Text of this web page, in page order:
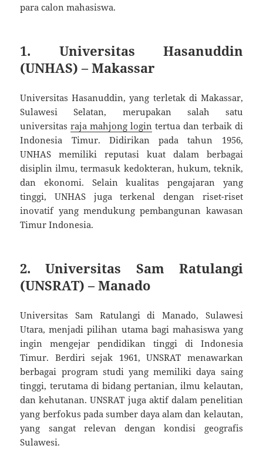
para calon mahasiswa.
1. Universitas Hasanuddin
(UNHAS) – Makassar
Universitas Hasanuddin, yang terletak di Makassar,
Sulawesi Selatan, merupakan salah satu
universitasraja mahjong login tertua dan terbaik di
Indonesia Timur. Didirikan pada tahun 1956,
UNHAS memiliki reputasi kuat dalam berbagai
disiplin ilmu, termasuk kedokteran, hukum, teknik,
dan ekonomi. Selain kualitas pengajaran yang
tinggi, UNHAS juga terkenal dengan riset-riset
inovatif yang mendukung pembangunan kawasan
Timur Indonesia.
2.Universitas Sam Ratulangi
(UNSRAT) – Manado
Universitas Sam Ratulangi di Manado, Sulawesi
Utara, menjadi pilihan utama bagi mahasiswa yang
ingin mengejar pendidikan tinggi di Indonesia
Timur. Berdiri sejak 1961, UNSRAT menawarkan
berbagai program studi yang memiliki daya saing
tinggi, terutama di bidang pertanian, ilmu kelautan,
dan kehutanan. UNSRAT juga aktif dalam penelitian
yang berfokus pada sumber daya alam dan kelautan,
yang sangat relevan dengan kondisi geografis
Sulawesi.